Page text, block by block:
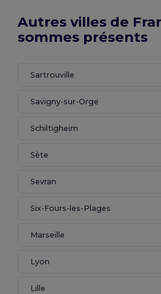
Autres villes de
sommes présents
Sartrouville
Savigny-sur-Orge
Schiltigheim
Sète
Sevran
Six-Fours-les-Plages
Marseille
Lyon
Lille